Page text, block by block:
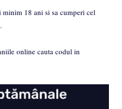
minim 18 ani si sa cumperi cel
online cauta codul in